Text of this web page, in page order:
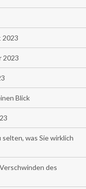
2023
2023
Blick
was Sie wirklich
des